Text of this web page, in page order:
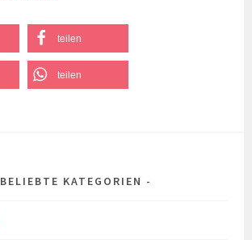
teilen
teilen
BELIEBTE KATEGORIEN